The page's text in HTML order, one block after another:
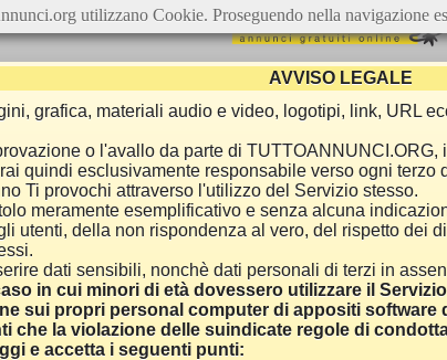
AVVISO LEGALE
grafica, materiali audio e video, logotipi, link, URL
o l'avallo da parte di
quindi esclusivamente responsabile verso ogni
Ti provochi attraverso l'utilizzo del Servizio stesso.
meramente esemplificativo e senza alcuna
utenti, della non rispondenza al vero, del rispetto dei
dati sensibili, nonchè dati personali di terzi in
in cui minori di età dovessero utilizzare il
sui propri personal computer di appositi software
che la violazione delle suindicate regole di
e accetta i seguenti punti:
utilizzano Cookie. Proseguendo nella navigazione